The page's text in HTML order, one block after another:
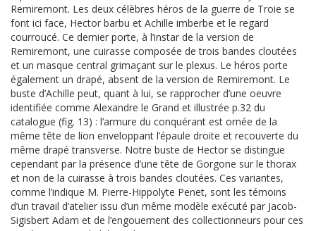
Remiremont. Les deux célèbres héros de la guerre de Troie se
font ici face, Hector barbu et Achille imberbe et le regard
courroucé. Ce dernier porte, à l’instar de la version de
Remiremont, une cuirasse composée de trois bandes cloutées
et un masque central grimaçant sur le plexus. Le héros porte
également un drapé, absent de la version de Remiremont. Le
buste d’Achille peut, quant à lui, se rapprocher d’une oeuvre
identifiée comme Alexandre le Grand et illustrée p.32 du
catalogue (fig. 13) : l’armure du conquérant est ornée de la
même tête de lion enveloppant l’épaule droite et recouverte du
même drapé transverse. Notre buste de Hector se distingue
cependant par la présence d’une tête de Gorgone sur le thorax
et non de la cuirasse à trois bandes cloutées. Ces variantes,
comme l’indique M. Pierre-Hippolyte Penet, sont les témoins
d’un travail d’atelier issu d’un même modèle exécuté par Jacob-
Sigisbert Adam et de l’engouement des collectionneurs pour ces